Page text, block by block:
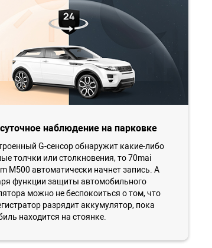
наблюдение на парковке
G-сенсор обнаружит какие-либо
толчки или столкновения, то 70mai
M500 автоматически начнет запись. А
функции защиты автомобильного
можно не беспокоиться о том, что
разрядит аккумулятор, пока
находится на стоянке.